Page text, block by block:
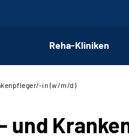
Reha-Kliniken
in (w/m/d)
und